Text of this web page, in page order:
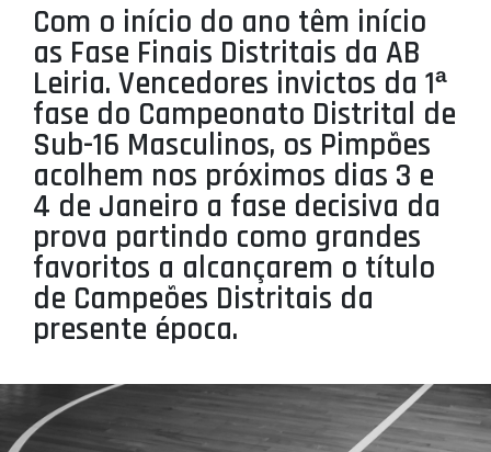
SELEÇÕES
MINIBASQUETE
ÁREA TÉCNICA
PROJETOS
LIGA BETCLIC MASCULINA
LIGA BETCLIC FEMININA
Com o início do ano têm início
as Fase Finais Distritais da AB
Leiria. Vencedores invictos da 1ª
fase do Campeonato Distrital de
Sub-16 Masculinos, os Pimpões
acolhem nos próximos dias 3 e
4 de Janeiro a fase decisiva da
prova partindo como grandes
favoritos a alcançarem o título
de Campeões Distritais da
presente época.